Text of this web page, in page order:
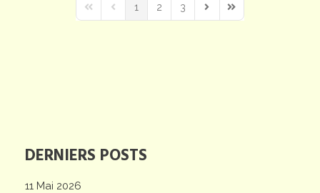
DERNIERS POSTS
11 Mai 2026
First PagePrevious Page
1 2 3
Next PageLast Page